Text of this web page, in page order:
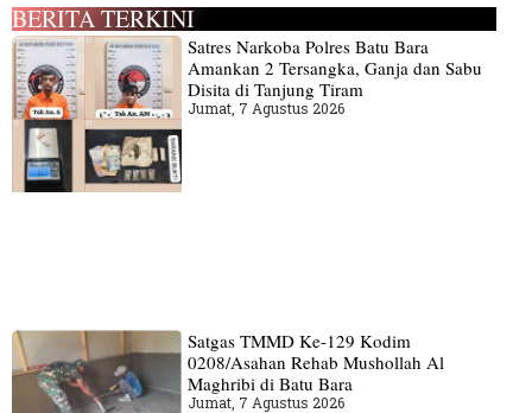
BERITA TERKINI
Satres Narkoba Polres Batu Bara
Amankan 2 Tersangka, Ganja dan Sabu
Disita di Tanjung Tiram
Jumat, 7 Agustus 2026
Satgas TMMD Ke-129 Kodim
0208/Asahan Rehab Mushollah Al
Maghribi di Batu Bara
Jumat, 7 Agustus 2026